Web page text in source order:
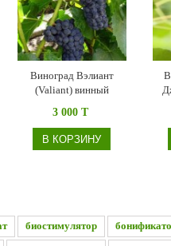
Виноград Вэлиант
(Valiant) винный
3 000 T
В КОРЗИНУ
биостимулятор